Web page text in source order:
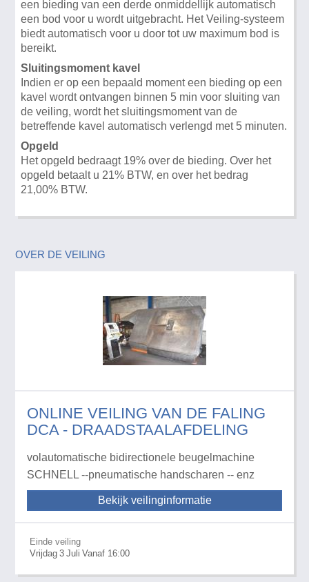
een bieding van een derde onmiddellijk automatisch
een bod voor u wordt uitgebracht. Het Veiling-systeem
biedt automatisch voor u door tot uw maximum bod is
bereikt.
Sluitingsmoment kavel
Indien er op een bepaald moment een bieding op een
kavel wordt ontvangen binnen 5 min voor sluiting van
de veiling, wordt het sluitingsmoment van de
betreffende kavel automatisch verlengd met 5 minuten.
Opgeld
Het opgeld bedraagt 19% over de bieding. Over het
opgeld betaalt u 21% BTW, en over het bedrag
21,00% BTW.
OVER DE VEILING
ONLINE VEILING VAN DE FALING
DCA - DRAADSTAALAFDELING
volautomatische bidirectionele beugelmachine
SCHNELL --pneumatische handscharen -- enz
Bekijk veilinginformatie
Einde veiling
Vrijdag 3 Juli Vanaf 16:00